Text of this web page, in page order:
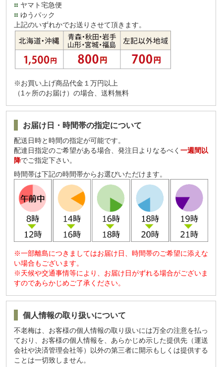
ヤマト宅急便
ゆうパック
上記のいずれかでお送りさせて頂きます。
※お買い上げ商品代金１万円以上
（1ヶ所のお届け）の場合、送料無料
お届け日・時間帯の指定について
配送日時と時間の指定が可能です。
配達日指定のご希望がある場合、発注日よりなるべく 一週間以
降でご指定下さい。
時間帯は下記の時間帯からお選びいただけます。
※一部離島につきましてはお届け日、時間帯のご希望に添えな
い場合もございます。
※天候や交通事情等により、お届け日がずれる場合がございま
すのであらかじめご了承ください。
個人情報の取り扱いについて
不老梅は、お客様の個人情報の取り扱いには万全の注意を払っ
ており、お客様の個人情報を、あらかじめ示した提供先（運送
会社や決済管理会社等）以外の第三者に開示もしくは提供する
ことは一切致しません。